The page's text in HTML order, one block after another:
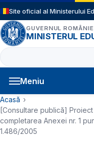
Sari la conținutul principal
Site oficial al Ministerului
GUVERNUL
MINISTERUL
Caută
Meniu
Navigație
Cale de navigare
Acasă
[Consultare publică]
completarea Anexei nr. 1
1.486/2005